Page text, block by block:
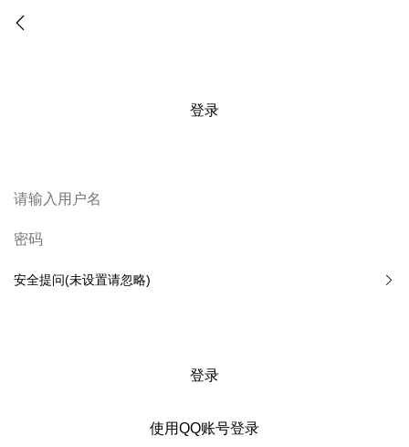
登录
安全提问(未设置请忽略)
登录
使用QQ账号登录